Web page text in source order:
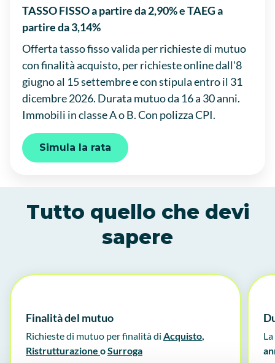
TASSO FISSO a partire da 2,90% e TAEG a
partire da 3,14%
Offerta tasso fisso valida per richieste di mutuo
con finalità acquisto, per richieste online dall'8
giugno al 15 settembre e con stipula entro il 31
dicembre 2026. Durata mutuo da 16 a 30 anni.
Immobili in classe A o B. Con polizza CPI.
Simula la rata
Tutto quello che devi
sapere
Finalità del mutuo
Richieste di mutuo per finalità di Acquisto,
Ristrutturazione oSurroga